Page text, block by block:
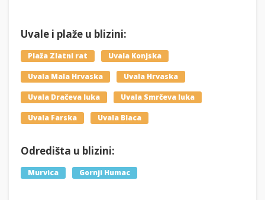
Uvale i plaže u blizini:
Plaža Zlatni rat Uvala Konjska
Uvala Mala Hrvaska Uvala Hrvaska
Uvala Dračeva luka Uvala Smrčeva luka
Uvala Farska Uvala Blaca
Odredišta u blizini:
Murvica Gornji Humac